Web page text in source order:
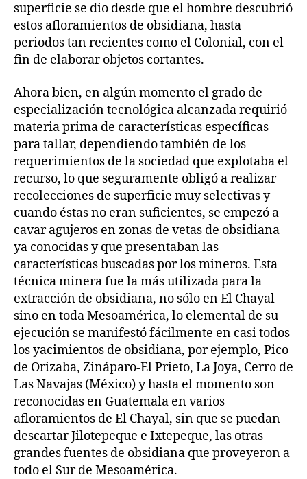
superficie se dio desde que el hombre descubrió
estos afloramientos de obsidiana, hasta
periodos tan recientes como el Colonial, con el
fin de elaborar objetos cortantes.
Ahora bien, en algún momento el grado de
especialización tecnológica alcanzada requirió
materia prima de características específicas
para tallar, dependiendo también de los
requerimientos de la sociedad que explotaba el
recurso, lo que seguramente obligó a realizar
recolecciones de superficie muy selectivas y
cuando éstas no eran suficientes, se empezó a
cavar agujeros en zonas de vetas de obsidiana
ya conocidas y que presentaban las
características buscadas por los mineros. Esta
técnica minera fue la más utilizada para la
extracción de obsidiana, no sólo en El Chayal
sino en toda Mesoamérica, lo elemental de su
ejecución se manifestó fácilmente en casi todos
los yacimientos de obsidiana, por ejemplo, Pico
de Orizaba, Zináparo-El Prieto, La Joya, Cerro de
Las Navajas (México) y hasta el momento son
reconocidas en Guatemala en varios
afloramientos de El Chayal, sin que se puedan
descartar Jilotepeque e Ixtepeque, las otras
grandes fuentes de obsidiana que proveyeron a
todo el Sur de Mesoamérica.